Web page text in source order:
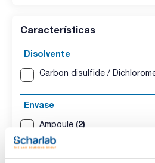
n-Tetratriacontane 500ug/ml [14167-
n-Triacontane 500ug/ml [638-68-6]
n-Tridecane 500ug/ml [629-50-5]
n-Undecane 500ug/ml [1120-21-4]
Características
Disolvente
Carbon disulfide /
Envase
Ampoule (2)
Volumen